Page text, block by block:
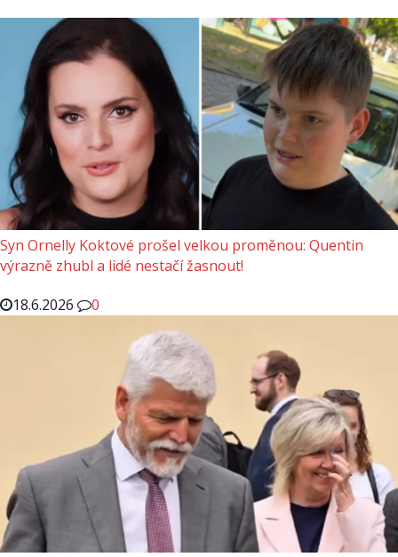
Syn Ornelly Koktové prošel velkou proměnou: Quentin
výrazně zhubl a lidé nestačí žasnout!
18.6.2026
0